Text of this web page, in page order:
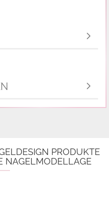
PRODUKTE
NAGELMODELLAGE